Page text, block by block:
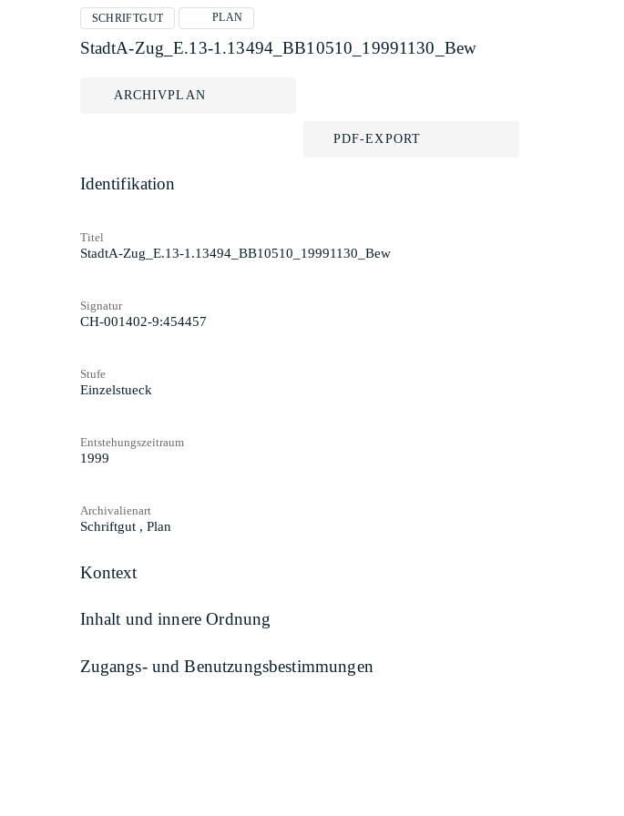
SCHRIFTGUT PLAN
StadtA-Zug_E.13-1.13494_BB10510_19991130_Bew
ARCHIVPLAN
PDF-EXPORT
Identifikation
Titel
StadtA-Zug_E.13-1.13494_BB10510_19991130_Bew
Signatur
CH-001402-9:454457
Stufe
Einzelstueck
Entstehungszeitraum
1999
Archivalienart
Schriftgut , Plan
Kontext
Inhalt und innere Ordnung
Zugangs- und Benutzungsbestimmungen